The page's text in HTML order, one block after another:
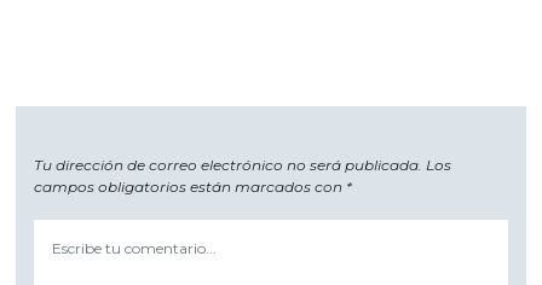
Tu dirección de correo electrónico no será publicada. Los
campos obligatorios están marcados con *